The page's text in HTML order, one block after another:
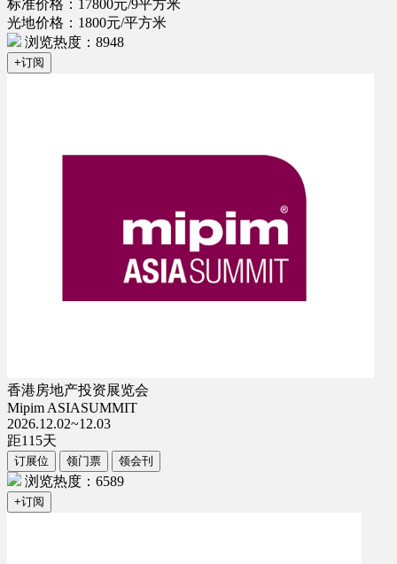
标准价格：17800元/9平方米
光地价格：1800元/平方米
浏览热度：8948
+订阅
香港房地产投资展览会
Mipim ASIASUMMIT
2026.12.02~12.03
距115天
订展位 领门票 领会刊
浏览热度：6589
+订阅